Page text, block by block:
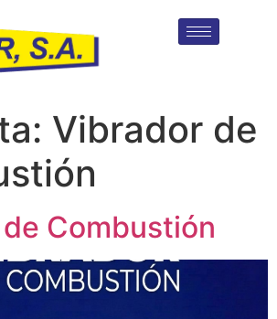
Vibrador de
Combustión